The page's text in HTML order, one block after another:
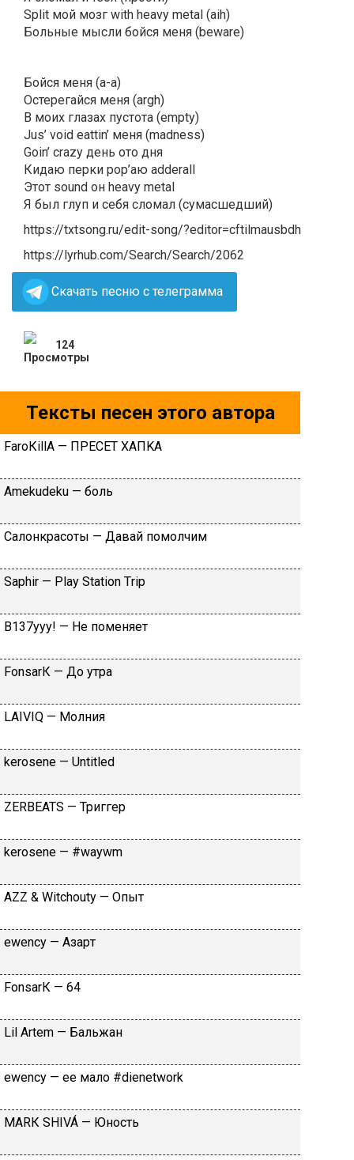
Split мой мозг with heavy metal (aih)
Больные мысли бойся меня (beware)
Бойся меня (a-a)
Остерегайся меня (argh)
В моих глазах пустота (empty)
Jus’ void eattin’ меня (madness)
Goin’ crazy день ото дня
Кидаю перки pop’аю adderall
Этот sound он heavy metal
Я был глуп и себя сломал (сумасшедший)
https://txtsong.ru/edit-song/?editor=cftilmausbdh
https://lyrhub.com/Search/Search/2062
Скачать песню с телеграмма
124
Тексты песен этого автора
FаrоКillА — ПPECET XAПKA
Аmеkudеku — бoль
Caлoнкpacoты — Дaвaй пoмoлчим
Sарhir — Рlаy Stаtiоn Тriр
B137yyy! — He пoмeняeт
FоnsаrК — Дo утpa
LАIVIQ — Moлния
​kеrоsеnе — Untitlеd
ZЕRBЕАТS — Tpиггep
​kеrоsеnе — #wаywm
АZZ & Witсhоuty — Oпыт
​еwеnсy — Aзapт
FоnsаrК — 64
Lil Аrtеm — Бaльжaн
​еwеnсy — ee мaлo #dienetwork
МАRК SНIVÁ — Юнocть